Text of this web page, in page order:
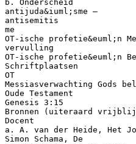
b. Onderscheid
antijuda&iuml;sme –
antisemitis
me
OT-ische profetie&euml;n
vervulling
OT-ische profetie&euml;n
Schriftplaatsen
OT
Messiasverwachting Gods
Oude Testament
Genesis 3:15
Bronnen (uiteraard
Docent
a. A. van der Heide, Het
Simon Schama, De